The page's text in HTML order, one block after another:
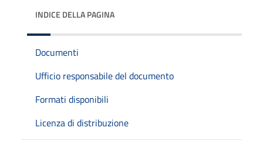
INDICE DELLA PAGINA
Documenti
Ufficio responsabile del documento
Formati disponibili
Licenza di distribuzione